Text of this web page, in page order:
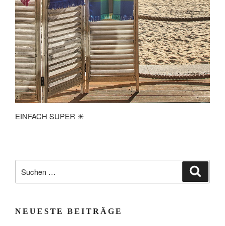
EINFACH SUPER ☀
nach:
NEUESTE BEITRÄGE